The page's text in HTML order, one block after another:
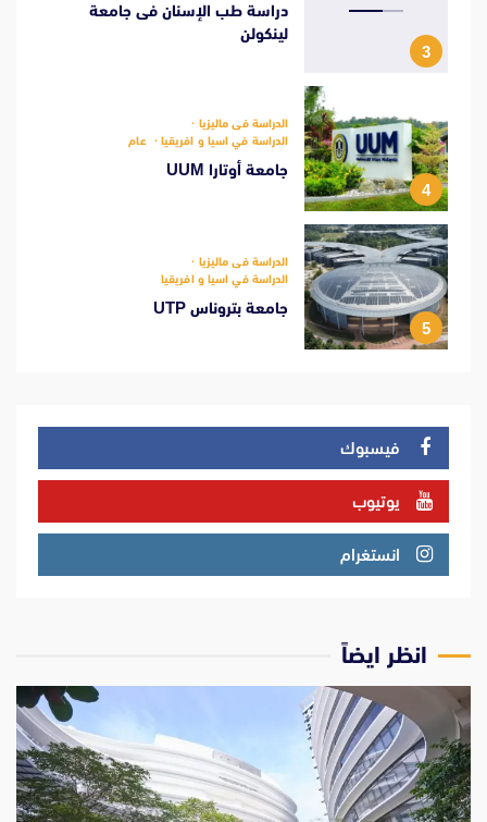
3
دراسة طب الإسنان فى جامعة
لينكولن
4
الدراسة فى ماليزيا
الدراسة في اسيا و افريقيا
عام
جامعة أوتارا UUM
5
الدراسة فى ماليزيا
الدراسة في اسيا و افريقيا
جامعة بتروناس UTP
فيسبوك
يوتيوب
انستغرام
انظر ايضاً